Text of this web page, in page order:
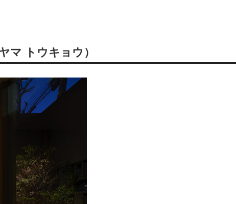
マ トウキョウ）